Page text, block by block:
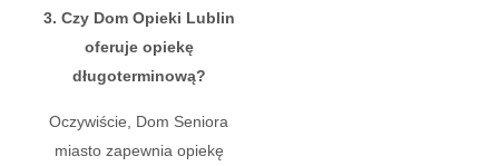
3. Czy Dom Opieki Lublin
oferuje opiekę
długoterminową?
Oczywiście, Dom Seniora
miasto zapewnia opiekę